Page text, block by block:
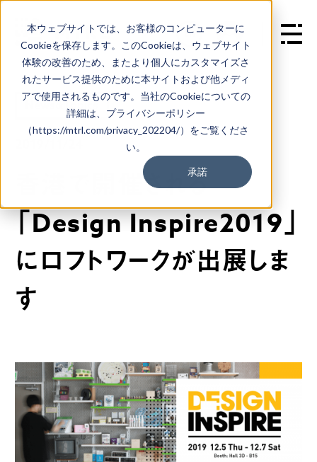
本ウェブサイトでは、お客様のコンピューターに
Cookieを保存します。このCookieは、ウェブサイト
体験の改善のため、またより個人にカスタマイズさ
れたサービス提供のために本サイトおよび他メディ
アで使用されるものです。当社のCookieについての
詳細は、プライバシーポリシー
（https://mtrl.com/privacy_202204/）をご覧くださ
い。
承諾
EN
News&Topics
香港で開催される
「Design Inspire2019」
にロフトワークが出展しま
す